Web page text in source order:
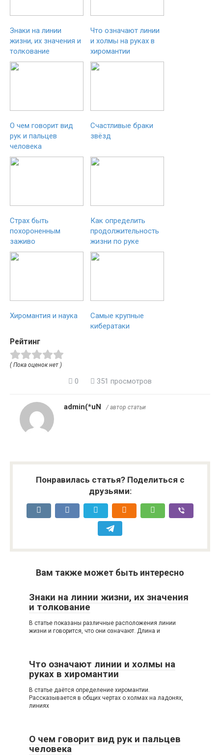
Знаки на линии
жизни, их значения и
толкование
Что означают линии
и холмы на руках в
хиромантии
О чем говорит вид
рук и пальцев
человека
Счастливые браки
звёзд
Страх быть
похороненным
заживо
Как определить
продолжительность
жизни по руке
Хиромантия и наука
Самые крупные
кибератаки
Рейтинг
( Пока оценок нет )
0 351 просмотров
admin(*uN / автор статьи
Понравилась статья? Поделиться с
друзьями:
Вам также может быть интересно
Знаки на линии жизни, их значения
и толкование
В статье показаны различные расположения линии
жизни и говорится, что они означают. Длина и
Что означают линии и холмы на
руках в хиромантии
В статье даётся определение хиромантии.
Рассказывается в общих чертах о холмах на ладонях,
линиях
О чем говорит вид рук и пальцев
человека